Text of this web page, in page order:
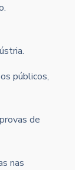
públicos,
de
nas